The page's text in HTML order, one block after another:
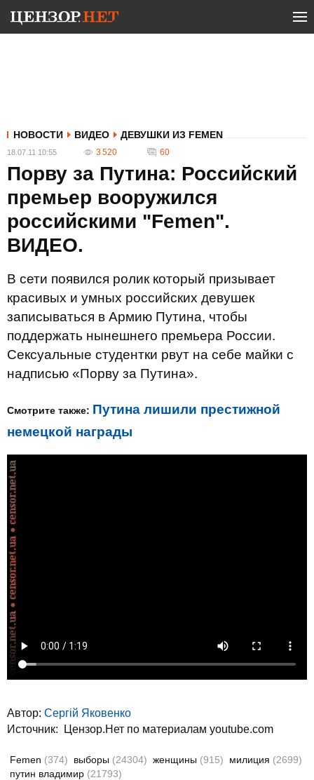
НОВОСТИ ВИДЕО ДЕВУШКИ ИЗ FEMEN
18.07.11 10:55 3 520 60
Порву за Путина: Российский
премьер вооружился
российскими "Femen".
ВИДЕО.
В сети появился ролик который призывает
красивых и умных российских девушек
записываться в Армию Путина, чтобы
поддержать нынешнего премьера России.
Cексуальные студентки рвут на себе майки с
надписью «Порву за Путина».
Смотрите также: Путина лишили престижной
немецкой награды
Автор: Сергій Яковенко
Источник:
Цензор.Нет по материалам youtube.com
Femen (374) выборы (24304) женщины (915) милиция (2699)
путин владимир (21793)